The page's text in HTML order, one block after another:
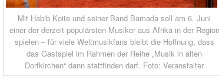
Mit Habib Koite und seiner Band Bamada soll am 6. Juni
einer der derzeit populärsten Musiker aus Afrika in der Region
spielen – für viele Weltmusikfans bleibt die Hoffnung, dass
das Gastspiel im Rahmen der Reihe „Musik in alten
Dorfkirchen“ dann stattfinden darf. Foto: Veranstalter